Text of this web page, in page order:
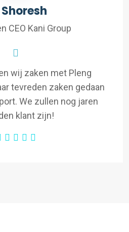
CEO Kani Group
wij zaken met Pleng
tevreden zaken gedaan
We zullen nog jaren
klant zijn!